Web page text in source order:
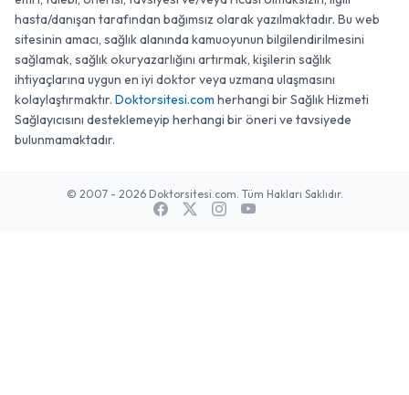
hasta/danışan tarafından bağımsız olarak yazılmaktadır. Bu web
sitesinin amacı, sağlık alanında kamuoyunun bilgilendirilmesini
sağlamak, sağlık okuryazarlığını artırmak, kişilerin sağlık
ihtiyaçlarına uygun en iyi doktor veya uzmana ulaşmasını
kolaylaştırmaktır. Doktorsitesi.com herhangi bir Sağlık Hizmeti
Sağlayıcısını desteklemeyip herhangi bir öneri ve tavsiyede
bulunmamaktadır.
© 2007 - 2026 Doktorsitesi.com. Tüm Hakları Saklıdır.